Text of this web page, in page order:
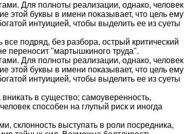
Для полноты реализации, однако, человек
этой буквы в имени показывает, что цель ему
интуицией, чтобы выделить ее из суеты
подряд, без разбора, острый критический
переносит "мартышкиного труда".
Для полноты реализации, однако, человек
этой буквы в имени показывает, что цель ему
интуицией, чтобы выделить ее из суеты
в существо; самоуверенность,
способен на глупый риск и иногда
склонность выступать в роли посредника,